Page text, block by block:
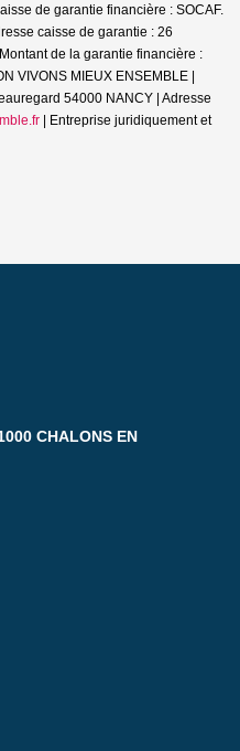
de garantie financière : SOCAF.
caisse de garantie : 26
de la garantie financière :
VIVONS MIEUX ENSEMBLE |
54000 NANCY | Adresse
| Entreprise juridiquement et
CHALONS EN